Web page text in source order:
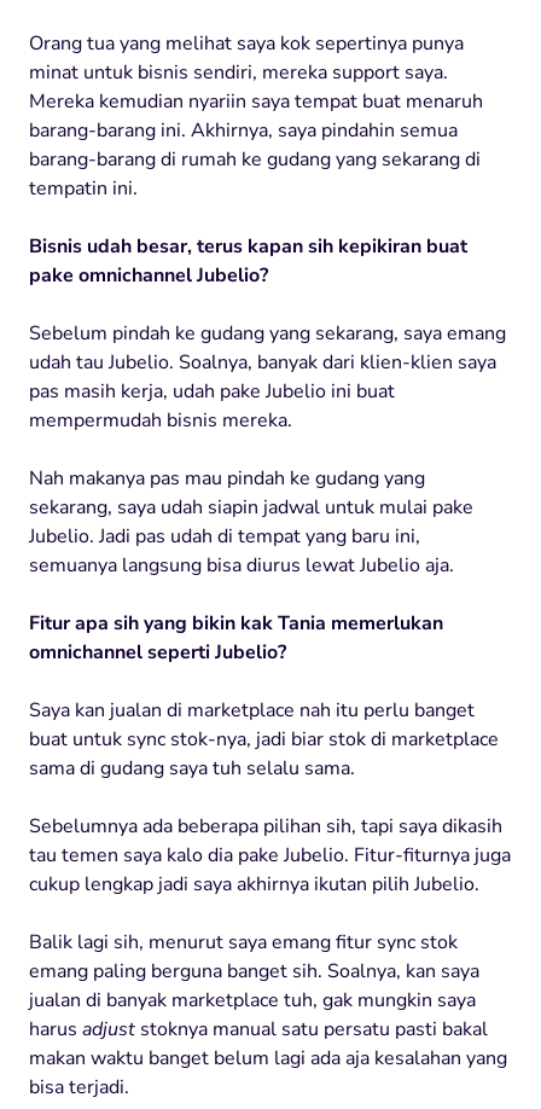
Orang tua yang melihat saya kok sepertinya punya
minat untuk bisnis sendiri, mereka support saya.
Mereka kemudian nyariin saya tempat buat menaruh
barang-barang ini. Akhirnya, saya pindahin semua
barang-barang di rumah ke gudang yang sekarang di
tempatin ini.
Bisnis udah besar, terus kapan sih kepikiran buat
pake omnichannel Jubelio?
Sebelum pindah ke gudang yang sekarang, saya emang
udah tau Jubelio. Soalnya, banyak dari klien-klien saya
pas masih kerja, udah pake Jubelio ini buat
mempermudah bisnis mereka.
Nah makanya pas mau pindah ke gudang yang
sekarang, saya udah siapin jadwal untuk mulai pake
Jubelio. Jadi pas udah di tempat yang baru ini,
semuanya langsung bisa diurus lewat Jubelio aja.
Fitur apa sih yang bikin kak Tania memerlukan
omnichannel seperti Jubelio?
Saya kan jualan di marketplace nah itu perlu banget
buat untuk sync stok-nya, jadi biar stok di marketplace
sama di gudang saya tuh selalu sama.
Sebelumnya ada beberapa pilihan sih, tapi saya dikasih
tau temen saya kalo dia pake Jubelio. Fitur-fiturnya juga
cukup lengkap jadi saya akhirnya ikutan pilih Jubelio.
Balik lagi sih, menurut saya emang fitur sync stok
emang paling berguna banget sih. Soalnya, kan saya
jualan di banyak marketplace tuh, gak mungkin saya
harus adjust stoknya manual satu persatu pasti bakal
makan waktu banget belum lagi ada aja kesalahan yang
bisa terjadi.